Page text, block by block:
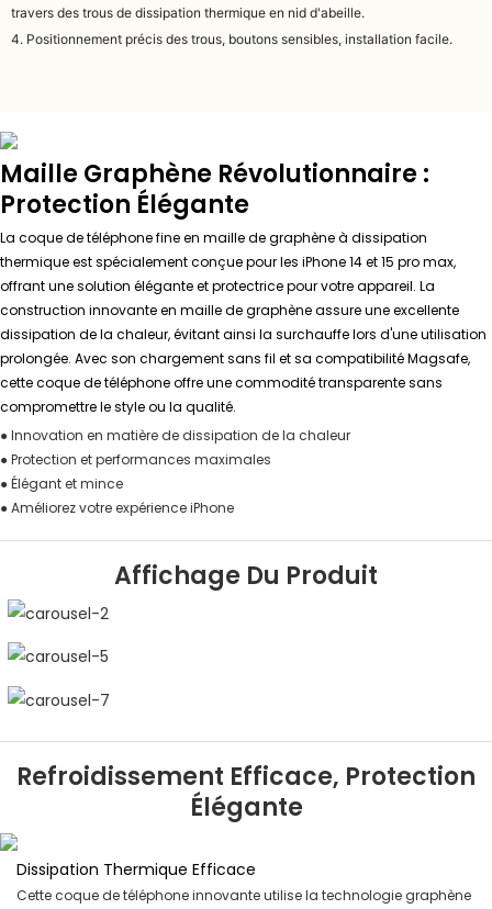
travers des trous de dissipation thermique en nid d'abeille.
4. Positionnement précis des trous, boutons sensibles, installation facile.
Maille Graphène Révolutionnaire :
Protection Élégante
La coque de téléphone fine en maille de graphène à dissipation
thermique est spécialement conçue pour les iPhone 14 et 15 pro max,
offrant une solution élégante et protectrice pour votre appareil. La
construction innovante en maille de graphène assure une excellente
dissipation de la chaleur, évitant ainsi la surchauffe lors d'une utilisation
prolongée. Avec son chargement sans fil et sa compatibilité Magsafe,
cette coque de téléphone offre une commodité transparente sans
compromettre le style ou la qualité.
● Innovation en matière de dissipation de la chaleur
● Protection et performances maximales
● Élégant et mince
● Améliorez votre expérience iPhone
Affichage Du Produit
Refroidissement Efficace, Protection
Élégante
Dissipation Thermique Efficace
Cette coque de téléphone innovante utilise la technologie graphène